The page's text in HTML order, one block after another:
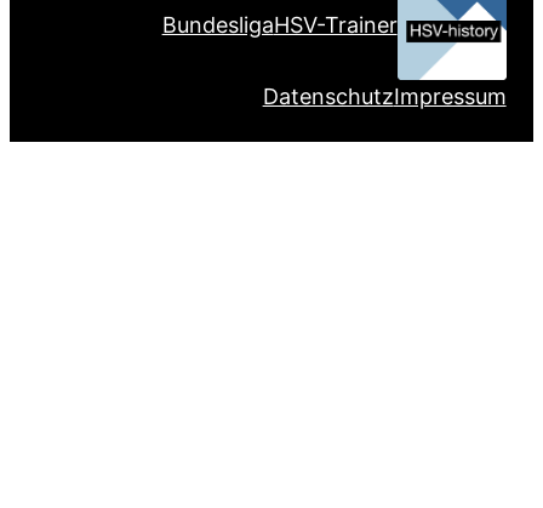
BundesligaHSV-Trainer
DatenschutzImpressum